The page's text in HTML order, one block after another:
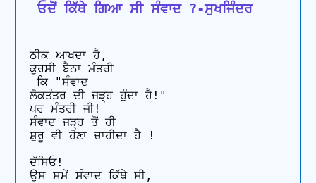
ਓਦੋਂ ਕਿੱਥੇ ਗਿਆ ਸੀ ਸੰਵਾਦ ?-ਸੁਖਜਿੰਦਰ
ਠੀਕ ਆਖਦਾ ਹੈ,
ਕੁਰਸੀ ਬੈਠਾ ਮੰਤਰੀ
ਕਿ "ਸੰਵਾਦ
ਲੋਕਤੰਤਰ ਦੀ ਜੜ੍ਹ ਹੁੰਦਾ ਹੈ!"
ਪਰ ਮੰਤਰੀ ਜੀ!
ਸੰਵਾਦ ਜੜ੍ਹ ਤੋਂ ਹੀ
ਸ਼ੁਰੂ ਵੀ ਹੋਣਾ ਚਾਹੀਦਾ ਹੈ !
ਦੱਸਿਓ!
ਉਸ ਸਮੇਂ ਸੰਵਾਦ ਕਿੱਥੇ ਸੀ,